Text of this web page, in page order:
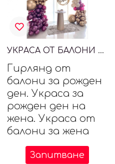
УКРАСА ОТ БАЛОНИ ЗА РОЖДЕН ДЕН НА ЖЕНА
Гирлянд от
балони за рожден
ден. Украса за
рожден ден на
жена. Украса от
балони за жена
Запитване